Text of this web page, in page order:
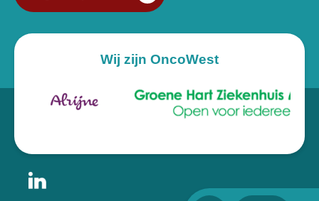
Wij zijn OncoWest